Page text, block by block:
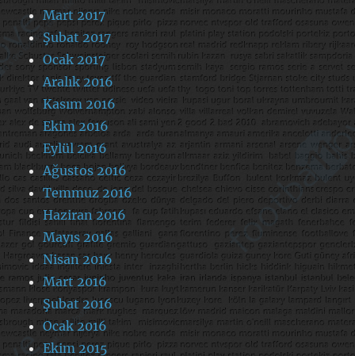
Mart 2017
Şubat 2017
Ocak 2017
Aralık 2016
Kasım 2016
Ekim 2016
Eylül 2016
Ağustos 2016
Temmuz 2016
Haziran 2016
Mayıs 2016
Nisan 2016
Mart 2016
Şubat 2016
Ocak 2016
Ekim 2015